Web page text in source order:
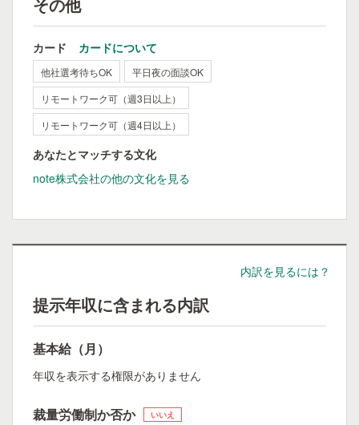
カード カードについて
他社選考待ちOK
平日夜の面談OK
リモートワーク可（週3日以上）
リモートワーク可（週4日以上）
あなたとマッチする文化
note株式会社の他の文化を見る
内訳を見るには？
提示年収に含まれる内訳
基本給（月）
年収を表示する権限がありません
裁量労働制か否か いいえ